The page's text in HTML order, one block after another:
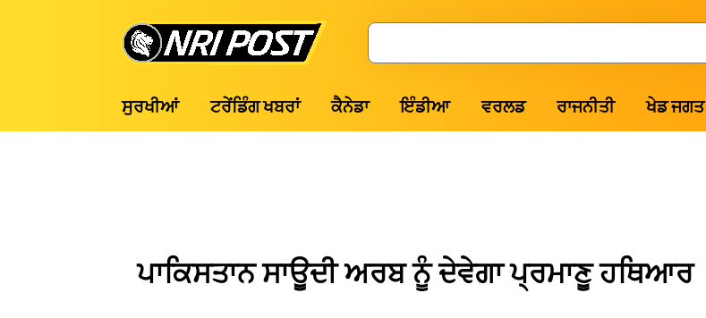
Post
Search
ਸੁਰਖੀਆਂ ਟਰੇਂਡਿੰਗ ਖਬਰਾਂ ਕੈਨੇਡਾ ਇੰਡੀਆ ਵਰਲਡ ਰਾਜਨੀਤੀ ਖੇਡ ਜਗਤ
ਪਾਕਿਸਤਾਨ ਸਾਊਦੀ ਅਰਬ ਨੂੰ ਦੇਵੇਗਾ ਪ੍ਰਮਾਣੂ ਹਥਿਆਰ